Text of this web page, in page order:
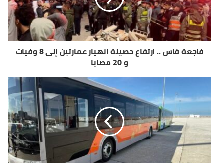
و
ن
ي
فاجعة فاس .. ارتفاع حصيلة انهيار عمارتين إلى 8 وفيات
و 20 مصابا